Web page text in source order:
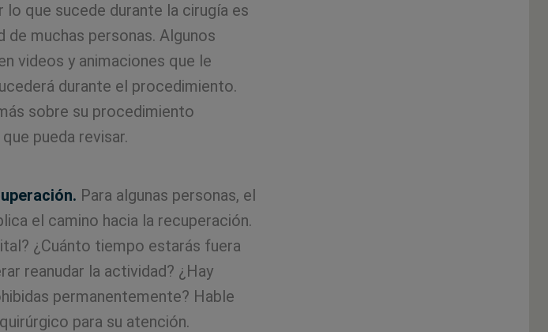
lo que sucede durante la cirugía es
de muchas personas. Algunos
videos y animaciones que le
durante el procedimiento.
sobre su procedimiento
pueda revisar.
Para algunas personas, el
el camino hacia la recuperación.
¿Cuánto tiempo estarás fuera
reanudar la actividad? ¿Hay
permanentemente? Hable
para su atención.